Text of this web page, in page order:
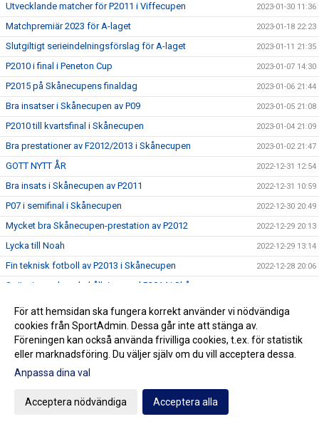
Utvecklande matcher för P2011 i Viffecupen 2023-01-30 11:36
Matchpremiär 2023 för A-laget 2023-01-18 22:23
Slutgiltigt serieindelningsförslag för A-laget 2023-01-11 21:35
P2010 i final i Peneton Cup 2023-01-07 14:30
P2015 på Skånecupens finaldag 2023-01-06 21:44
Bra insatser i Skånecupen av P09 2023-01-05 21:08
P2010 till kvartsfinal i Skånecupen 2023-01-04 21:09
Bra prestationer av F2012/2013 i Skånecupen 2023-01-02 21:47
GOTT NYTT ÅR 2022-12-31 12:54
Bra insats i Skånecupen av P2011 2022-12-31 10:59
P07 i semifinal i Skånecupen 2022-12-30 20:49
Mycket bra Skånecupen-prestation av P2012 2022-12-29 20:13
Lycka till Noah 2022-12-29 13:14
Fin teknisk fotboll av P2013 i Skånecupen 2022-12-28 20:06
Spänning och underhållning med P2014 i Skånecupen
Köp Bingolotter till Nyårsafton av Kulladals FF 2022-12-26 21:49
Bra insats i Skånecupen av P2015
GOD JUL TILL ER ALLA 2022-12-23 20:23
Köp era Jul-Bingolotter av Kulladals FF vid ICA Kvantum
För att hemsidan ska fungera korrekt använder vi nödvändiga
cookies från SportAdmin. Dessa går inte att stänga av.
Föreningen kan också använda frivilliga cookies, t.ex. för statistik
eller marknadsföring. Du väljer själv om du vill acceptera dessa.
Anpassa dina val
Acceptera nödvändiga Acceptera alla